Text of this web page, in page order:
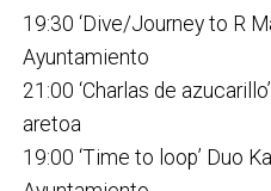
19:30 ‘Dive/Journey to R
Ayuntamiento
21:00 ‘Charlas de
aretoa
19:00 ‘Time to loop’ Duo